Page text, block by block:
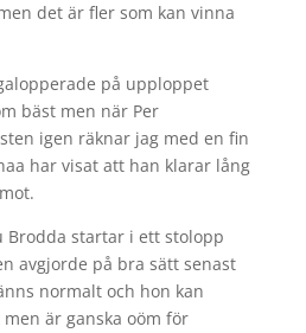
det är fler som kan vinna
på upploppet
bäst men när Per
igen räknar jag med en fin
har visat att han klarar lång
Brodda startar i ett stolopp
avgjorde på bra sätt senast
normalt och hon kan
är ganska oöm för